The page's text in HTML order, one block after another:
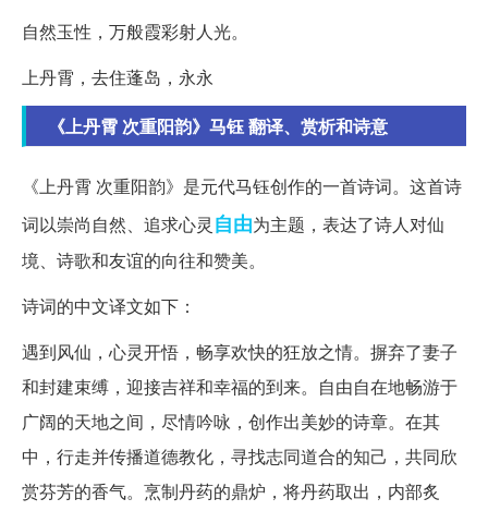
自然玉性，万般霞彩射人光。
上丹霄，去住蓬岛，永永
《上丹霄 次重阳韵》马钰 翻译、赏析和诗意
《上丹霄 次重阳韵》是元代马钰创作的一首诗词。这首诗
词以崇尚自然、追求心灵 自由为主题，表达了诗人对仙
境、诗歌和友谊的向往和赞美。
诗词的中文译文如下：
遇到风仙，心灵开悟，畅享欢快的狂放之情。摒弃了妻子
和封建束缚，迎接吉祥和幸福的到来。自由自在地畅游于
广阔的天地之间，尽情吟咏，创作出美妙的诗章。在其
中，行走并传播道德教化，寻找志同道合的知己，共同欣
赏芬芳的香气。烹制丹药的鼎炉，将丹药取出，内部炙